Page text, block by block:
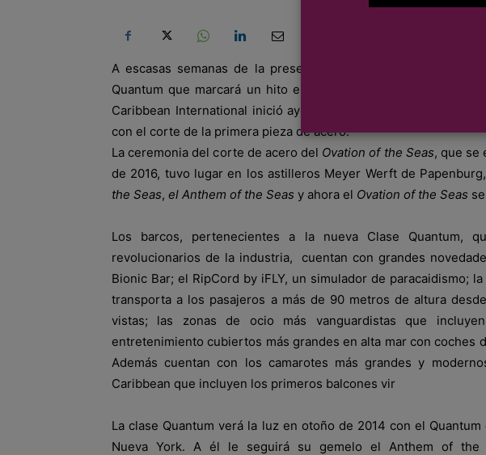
A escasas semanas de la presentación del Quantum of the
Quantum que marcará un hito en la industria de cruceros con
Caribbean International inició ayer, oficialmente, la
con el corte de la primera pieza de acero.
La ceremonia del corte de acero del Ovation of the Seas, que se
de 2016, tuvo lugar en los astilleros Meyer Werft de
the Seas, el Anthem of the Seas y ahora el Ovation of the Seas
Los barcos, pertenecientes a la nueva Clase Quantum,
revolucionarios de la industria, cuentan con grandes
Bionic Bar; el RipCord by iFLY, un simulador de paracaidismo;
transporta a los pasajeros a más de 90 metros de altura
vistas; las zonas de ocio más vanguardistas que
entretenimiento cubiertos más grandes en alta mar con coches
Además cuentan con los camarotes más grandes y
Caribbean que incluyen los primeros balcones vir
La clase Quantum verá la luz en otoño de 2014 con el
Nueva York. A él le seguirá su gemelo el Anthem of the